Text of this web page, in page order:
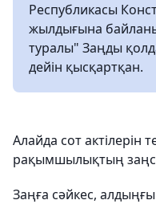
Республикасы
жылдығына
туралы" Заңды
дейін қысқартқан.
Алайда сот актілерін
рақымшылықтың
Заңға сәйкес,